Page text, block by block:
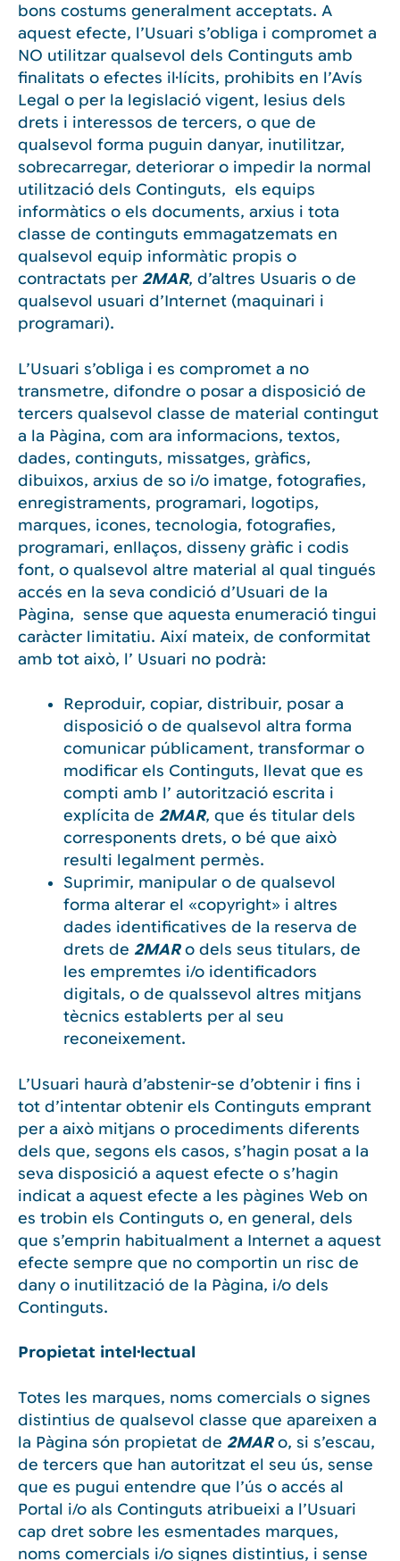
bons costums generalment acceptats. A
aquest efecte, l’Usuari s’obliga i compromet a
NO utilitzar qualsevol dels Continguts amb
finalitats o efectes il·lícits, prohibits en l’Avís
Legal o per la legislació vigent, lesius dels
drets i interessos de tercers, o que de
qualsevol forma puguin danyar, inutilitzar,
sobrecarregar, deteriorar o impedir la normal
utilització dels Continguts, els equips
informàtics o els documents, arxius i tota
classe de continguts emmagatzemats en
qualsevol equip informàtic propis o
contractats per 2MAR, d’altres Usuaris o de
qualsevol usuari d’Internet (maquinari i
programari).
L’Usuari s’obliga i es compromet a no
transmetre, difondre o posar a disposició de
tercers qualsevol classe de material contingut
a la Pàgina, com ara informacions, textos,
dades, continguts, missatges, gràfics,
dibuixos, arxius de so i/o imatge, fotografies,
enregistraments, programari, logotips,
marques, icones, tecnologia, fotografies,
programari, enllaços, disseny gràfic i codis
font, o qualsevol altre material al qual tingués
accés en la seva condició d’Usuari de la
Pàgina, sense que aquesta enumeració tingui
caràcter limitatiu. Així mateix, de conformitat
amb tot això, l’ Usuari no podrà:
Reproduir, copiar, distribuir, posar a
disposició o de qualsevol altra forma
comunicar públicament, transformar o
modificar els Continguts, llevat que es
compti amb l’ autorització escrita i
explícita de 2MAR, que és titular dels
corresponents drets, o bé que això
resulti legalment permès.
Suprimir, manipular o de qualsevol
forma alterar el «copyright» i altres
dades identificatives de la reserva de
drets de 2MARo dels seus titulars, de
les empremtes i/o identificadors
digitals, o de qualssevol altres mitjans
tècnics establerts per al seu
reconeixement.
L’Usuari haurà d’abstenir-se d’obtenir i fins i
tot d’intentar obtenir els Continguts emprant
per a això mitjans o procediments diferents
dels que, segons els casos, s’hagin posat a la
seva disposició a aquest efecte o s’hagin
indicat a aquest efecte a les pàgines Web on
es trobin els Continguts o, en general, dels
que s’emprin habitualment a Internet a aquest
efecte sempre que no comportin un risc de
dany o inutilització de la Pàgina, i/o dels
Continguts.
Propietat intel·lectual
Totes les marques, noms comercials o signes
distintius de qualsevol classe que apareixen a
la Pàgina són propietat de 2MARo, si s’escau,
de tercers que han autoritzat el seu ús, sense
que es pugui entendre que l’ús o accés al
Portal i/o als Continguts atribueixi a l’Usuari
cap dret sobre les esmentades marques,
noms comercials i/o signes distintius, i sense